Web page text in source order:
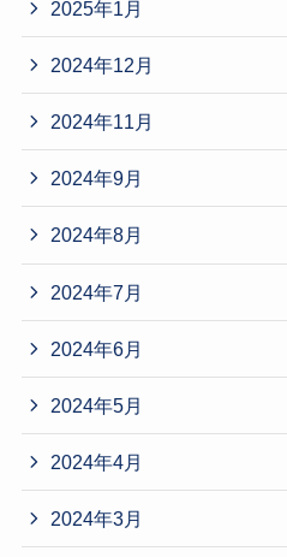
2025年1月
2024年12月
2024年11月
2024年9月
2024年8月
2024年7月
2024年6月
2024年5月
2024年4月
2024年3月